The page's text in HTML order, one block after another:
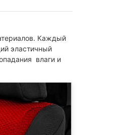
Каждый
эластичный
влаги и